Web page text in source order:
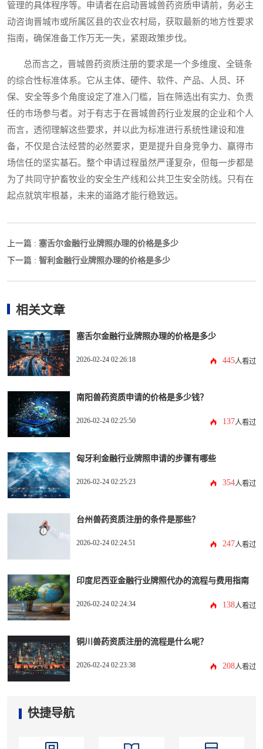
管理的具体程序等。申请者在启动晋城兽药资质申请前，务必主
动咨询晋城市或所属区县的农业农村局，获取最新的地方性要求
指南，确保准备工作万无一失，紧跟政策步伐。
总而言之，晋城兽药资质注册的要求是一个多维度、全链条
的综合性标准体系。它从主体、硬件、软件、产品、人员、环
保、安全等多个角度设定了准入门槛，旨在筛选出有实力、负责
任的市场参与者。对于有志于在晋城兽药行业发展的企业和个人
而言，透彻理解这些要求，并以此为标准进行系统性建设和准
备，不仅是合法经营的必然要求，更是提升自身竞争力、赢得市
场信任的坚实基石。整个申请过程虽然严谨复杂，但每一步都是
为了共同守护畜牧业的安全生产线和公共卫生安全防线。只有在
起点就筑牢根基，未来的道路才能行稳致远。
上一篇 : 塞舌尔金融行业牌照办理的价格是多少
下一篇 : 智利金融行业牌照办理的价格是多少
相关文章
塞舌尔金融行业牌照办理的价格是多少
2026-02-24 02:26:18 445人看过
南阳兽药资质申请的价格是多少钱？
2026-02-24 02:25:50 137人看过
匈牙利金融行业牌照申请的步骤有哪些
2026-02-24 02:25:23 354人看过
台州兽药资质注册的条件是那些？
2026-02-24 02:24:51 247人看过
印度尼西亚金融行业牌照代办的流程与费用指南
2026-02-24 02:24:34 138人看过
铜川兽药资质注册的流程是什么呢？
2026-02-24 02:23:38 208人看过
快捷导航